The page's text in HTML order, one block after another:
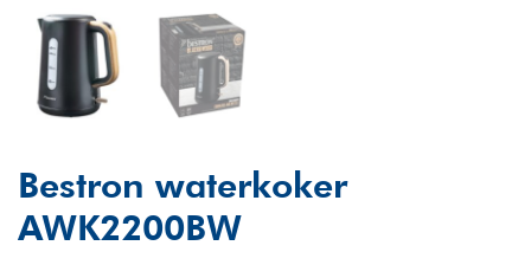
Bestron waterkoker
AWK2200BW